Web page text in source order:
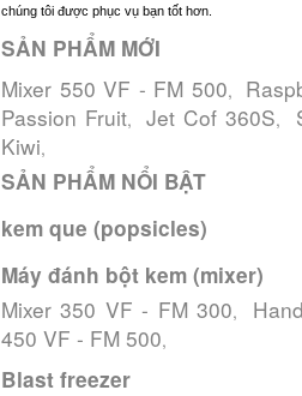
chúng tôi được phục vụ bạn tốt hơn.
SẢN PHẨM MỚI
Mixer 550 VF - FM 500,
Passion Fruit, Jet Cof 360S,
Kiwi,
SẢN PHẨM NỔI BẬT
kem que (popsicles)
Máy đánh bột kem (mixer)
Mixer 350 VF - FM 300,
450 VF - FM 500,
Blast freezer